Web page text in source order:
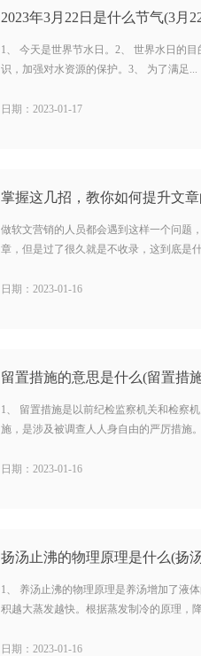
2023年3月22日是什么节气(3月
1、 今天是世界节水日。2、 世界水日的
识，加强对水资源的保护。3、 为了满足...
日期：2023-01-17
掌握这几招，教你如何提升文
做软文营销的人员都会遇到这样一个问题
章，但是过了很久就是不收录，这到底是
日期：2023-01-16
1、 留置措施是以前纪检监察机关和检察
施，是涉及被调查人人身自由的严厉措施
日期：2023-01-16
1、 养汤止沸的物理原理是养汤增加了液
积越大蒸发越快。根据蒸发制冷的原理，
日期：2023-01-16